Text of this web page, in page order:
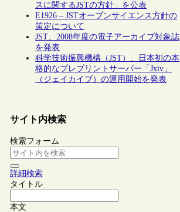
スに関するJSTの方針」を公表
E1926 – JSTオープンサイエンス方針の
策定について
JST、2008年度の電子アーカイブ対象誌
を発表
科学技術振興機構（JST）、日本初の本
格的なプレプリントサーバー「Jxiv」
（ジェイカイブ）の運用開始を発表
サイト内検索
検索フォーム
詳細検索
タイトル
本文